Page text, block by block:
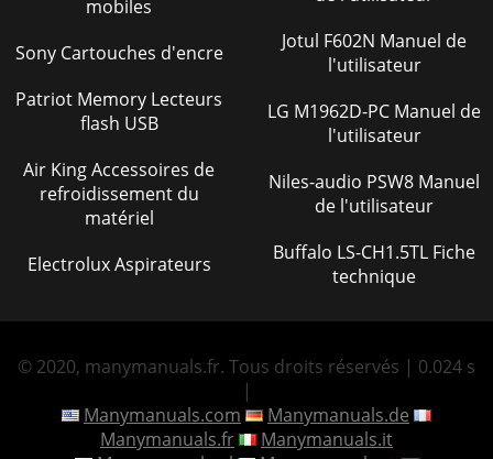
mobiles
Sony Cartouches d'encre
Patriot Memory Lecteurs
flash USB
Air King Accessoires de
refroidissement du
matériel
Electrolux Aspirateurs
Jotul F602N Manuel de
l'utilisateur
LG M1962D-PC Manuel de
l'utilisateur
Niles-audio PSW8 Manuel
de l'utilisateur
Buffalo LS-CH1.5TL Fiche
technique
© 2020, manymanuals.fr. Tous droits réservés | 0.024 s
|
Manymanuals.com
Manymanuals.de
Manymanuals.fr
Manymanuals.it